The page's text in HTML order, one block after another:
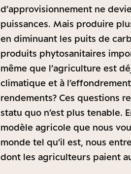
d’approvisionnement ne
puissances. Mais produire
en diminuant les puits de
produits phytosanitaires
même que l’agriculture est
climatique et à
rendements? Ces questions
statu quo n’est plus tenable.
modèle agricole que nous
monde tel qu’il est, nous
dont les agriculteurs paient